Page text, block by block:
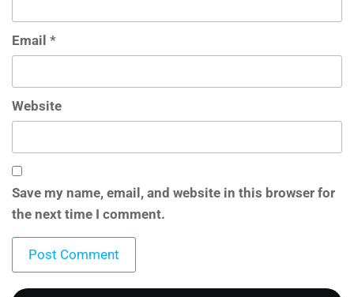
Email *
Website
Save my name, email, and website in this browser for
the next time I comment.